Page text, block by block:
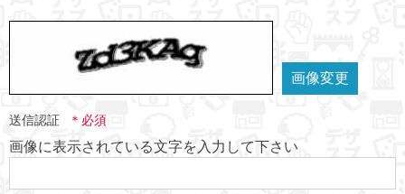
画像変更
送信認証
画像に表示されている文字を入力して下さい